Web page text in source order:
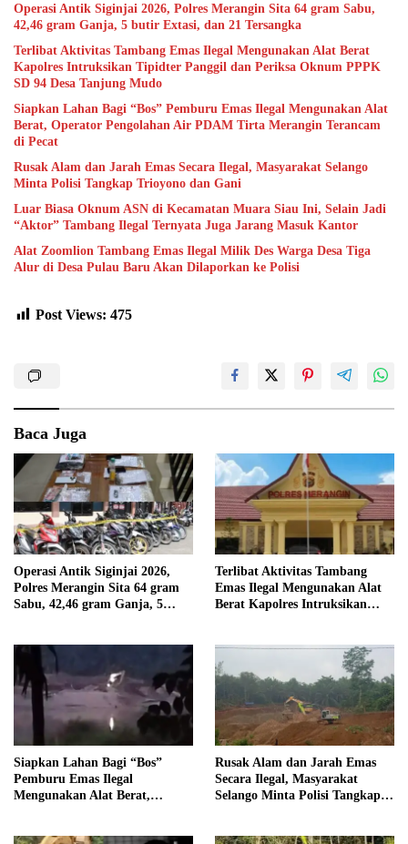
Operasi Antik Siginjai 2026, Polres Merangin Sita 64 gram Sabu,
42,46 gram Ganja, 5 butir Extasi, dan 21 Tersangka
Terlibat Aktivitas Tambang Emas Ilegal Mengunakan Alat Berat
Kapolres Intruksikan Tipidter Panggil dan Periksa Oknum PPPK
SD 94 Desa Tanjung Mudo
Siapkan Lahan Bagi “Bos” Pemburu Emas Ilegal Mengunakan Alat
Berat, Operator Pengolahan Air PDAM Tirta Merangin Terancam
di Pecat
Rusak Alam dan Jarah Emas Secara Ilegal, Masyarakat Selango
Minta Polisi Tangkap Trioyono dan Gani
Luar Biasa Oknum ASN di Kecamatan Muara Siau Ini, Selain Jadi
“Aktor” Tambang Ilegal Ternyata Juga Jarang Masuk Kantor
Alat Zoomlion Tambang Emas Ilegal Milik Des Warga Desa Tiga
Alur di Desa Pulau Baru Akan Dilaporkan ke Polisi
Post Views: 475
Baca Juga
Operasi Antik Siginjai 2026,
Polres Merangin Sita 64 gram
Sabu, 42,46 gram Ganja, 5
Terlibat Aktivitas Tambang
Emas Ilegal Mengunakan Alat
Berat Kapolres Intruksikan
Tanjung Mudo
Siapkan Lahan Bagi “Bos”
Pemburu Emas Ilegal
Mengunakan Alat Berat,
Rusak Alam dan Jarah Emas
Secara Ilegal, Masyarakat
Selango Minta Polisi Tangkap